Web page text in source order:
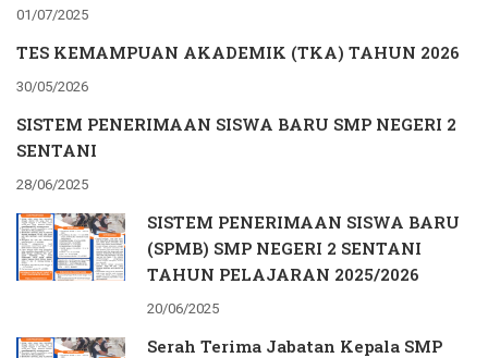
01/07/2025
TES KEMAMPUAN AKADEMIK (TKA) TAHUN 2026
30/05/2026
SISTEM PENERIMAAN SISWA BARU SMP NEGERI 2
SENTANI
28/06/2025
SISTEM PENERIMAAN SISWA BARU
(SPMB) SMP NEGERI 2 SENTANI
TAHUN PELAJARAN 2025/2026
20/06/2025
Serah Terima Jabatan Kepala SMP